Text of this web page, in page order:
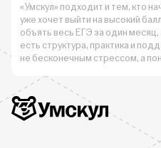
«Умскул» подходит и тем, кто
уже хочет выйти на высокий
объять весь ЕГЭ за один месяц,
есть структура, практика и
не бесконечным стрессом, а
Дополнительная информация
Умскул